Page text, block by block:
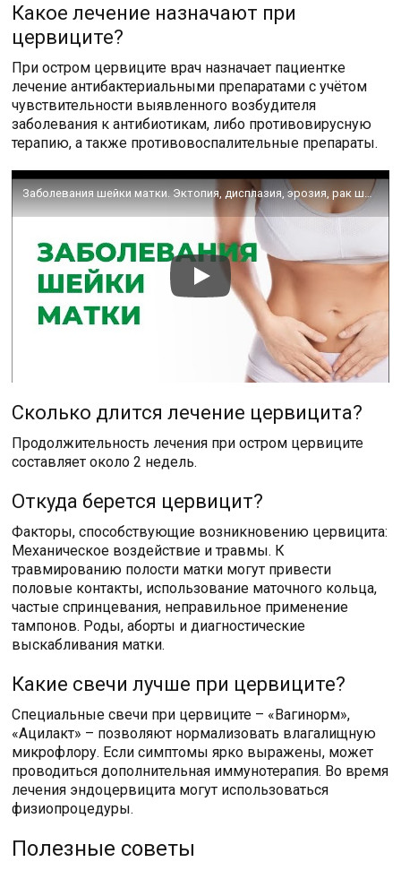
Какое лечение назначают при
цервиците?
При остром цервиците врач назначает пациентке
лечение антибактериальными препаратами с учётом
чувствительности выявленного возбудителя
заболевания к антибиотикам, либо противовирусную
терапию, а также противовоспалительные препараты.
Заболевания шейки матки. Эктопия, дисплазия, эрозия, рак шейки матки. Диагностика и лечение.
Сколько длится лечение цервицита?
Продолжительность лечения при остром цервиците
составляет около 2 недель.
Откуда берется цервицит?
Факторы, способствующие возникновению цервицита:
Механическое воздействие и травмы. К
травмированию полости матки могут привести
половые контакты, использование маточного кольца,
частые спринцевания, неправильное применение
тампонов. Роды, аборты и диагностические
выскабливания матки.
Какие свечи лучше при цервиците?
Специальные свечи при цервиците – «Вагинорм»,
«Ацилакт» – позволяют нормализовать влагалищную
микрофлору. Если симптомы ярко выражены, может
проводиться дополнительная иммунотерапия. Во время
лечения эндоцервицита могут использоваться
физиопроцедуры.
Полезные советы